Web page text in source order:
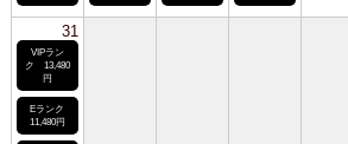
31
VIPラン
ク 13,480
円
Eランク
11,480円